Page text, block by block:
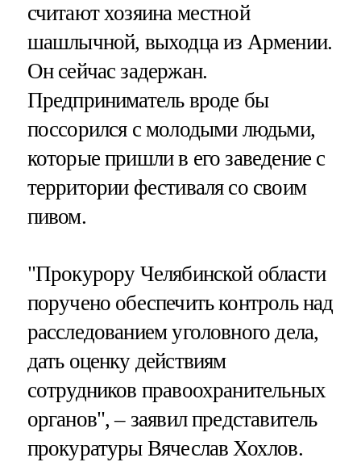
считают хозяина местной
шашлычной, выходца из Армении.
Он сейчас задержан.
Предприниматель вроде бы
поссорился с молодыми людьми,
которые пришли в его заведение с
территории фестиваля со своим
пивом.
"Прокурору Челябинской области
поручено обеспечить контроль над
расследованием уголовного дела,
дать оценку действиям
сотрудников правоохранительных
органов", – заявил представитель
прокуратуры Вячеслав Хохлов.